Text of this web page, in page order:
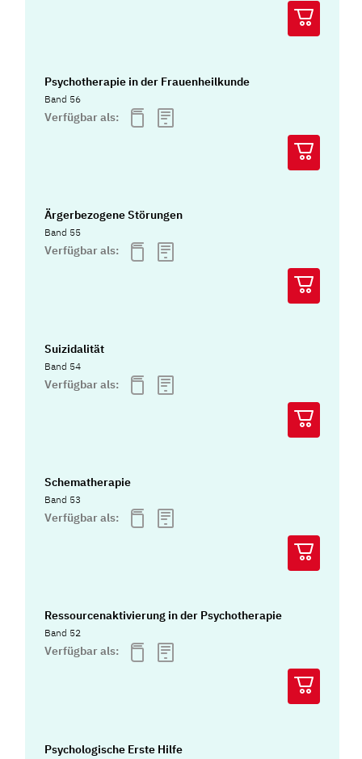
Psychotherapie in der Frauenheilkunde
Band 56
Verfügbar als:
Ärgerbezogene Störungen
Band 55
Verfügbar als:
Suizidalität
Band 54
Verfügbar als:
Schematherapie
Band 53
Verfügbar als:
Ressourcenaktivierung in der Psychotherapie
Band 52
Verfügbar als:
Psychologische Erste Hilfe